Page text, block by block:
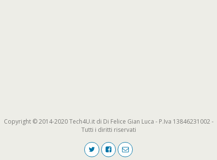
Copyright © 2014-2020 Tech4U.it di Di Felice Gian Luca - P.Iva 13846231002 -
Tutti i diritti riservati